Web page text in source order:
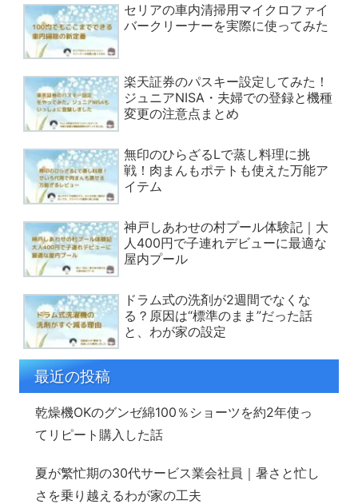
セリアの車内清掃用マイクロファイ
バークリーナーを実際に使ってみた
楽天証券のパスキー設定してみた！
ジュニアNISA・夫婦での登録と機種
変更の注意点まとめ
無印のひらざるLで蒸し料理に挑
戦！肉まんもポテトも使えた万能ア
イテム
神戸しあわせの村プール体験記｜大
人400円で子連れデビューに最適な
屋内プール
ドラム式の洗剤が2週間でなくな
る？原因は“標準のまま”だった話
と、わが家の設定
最近の投稿
乾燥機OKのグンゼ綿100％ショーツを約2年使っ
てリピート購入した話
夏が繁忙期の30代サービス業会社員｜暑さと忙し
さを乗り越えるわが家の工夫